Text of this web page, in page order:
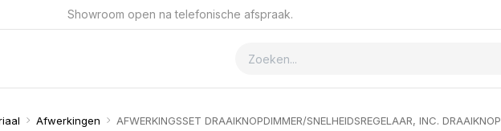
Showroom open na telefonische afspraak.
Afwerkingen AFWERKINGSSET DRAAIKNOPDIMMER/SNELHEIDSREGELAAR, INC. DRAAIKNOP